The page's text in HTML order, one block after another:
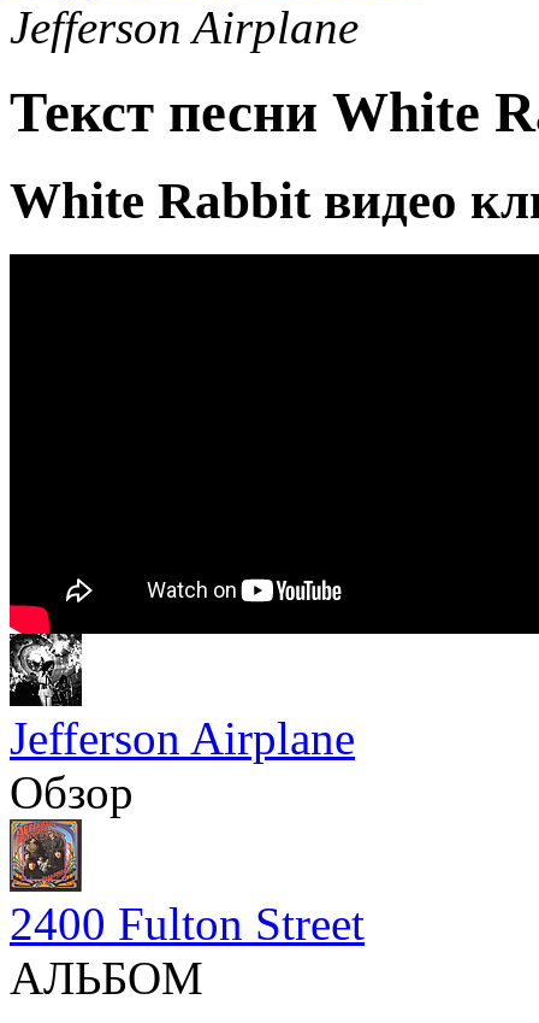
Jefferson Airplane
Текст песни White
White Rabbit видео
Jefferson Airplane
Обзор
2400 Fulton Street
АЛЬБОМ